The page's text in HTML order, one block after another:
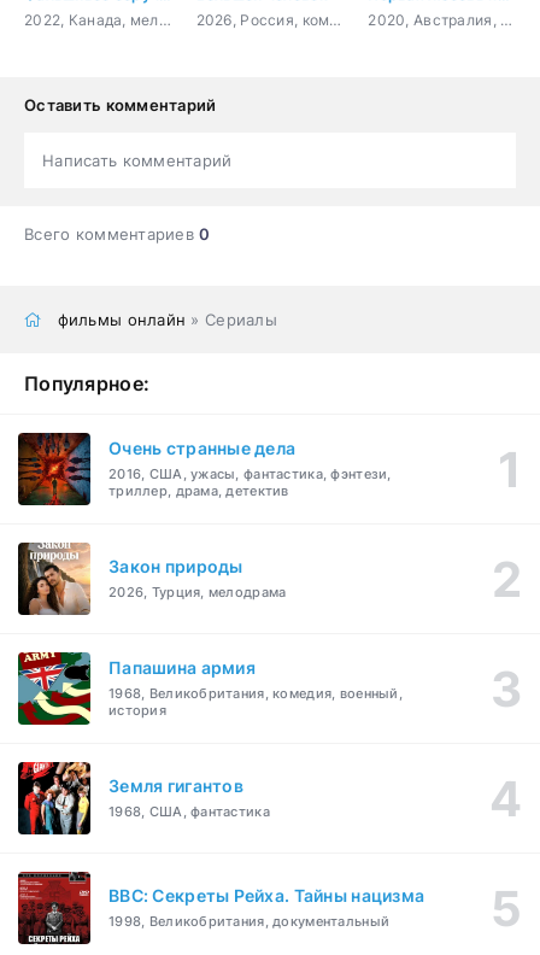
2022, Канада, мелодрама, комедия
2026, Россия, комедия
2020, Австралия, Филиппины, драма, мелодрама
Оставить комментарий
Написать комментарий
Всего комментариев0
фильмы онлайн » Сериалы
Популярное:
Очень странные дела
2016, США, ужасы, фантастика, фэнтези,
триллер, драма, детектив
Закон природы
2026, Турция, мелодрама
Папашина армия
1968, Великобритания, комедия, военный,
история
Земля гигантов
1968, США, фантастика
BBC: Секреты Рейха. Тайны нацизма
1998, Великобритания, документальный